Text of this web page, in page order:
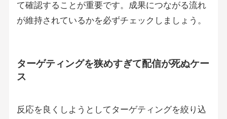
て確認することが重要です。成果につながる流れ
が維持されているかを必ずチェックしましょう。
ターゲティングを狭めすぎて配信が死ぬケー
ス
反応を良くしようとしてターゲティングを絞り込